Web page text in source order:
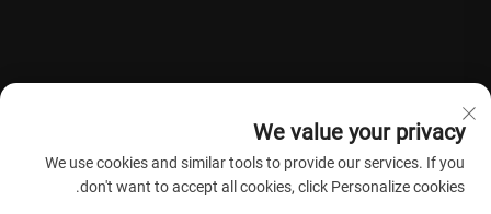
We value your privacy
We use cookies and similar tools to provide our services. If you
don't want to accept all cookies, click Personalize cookies.